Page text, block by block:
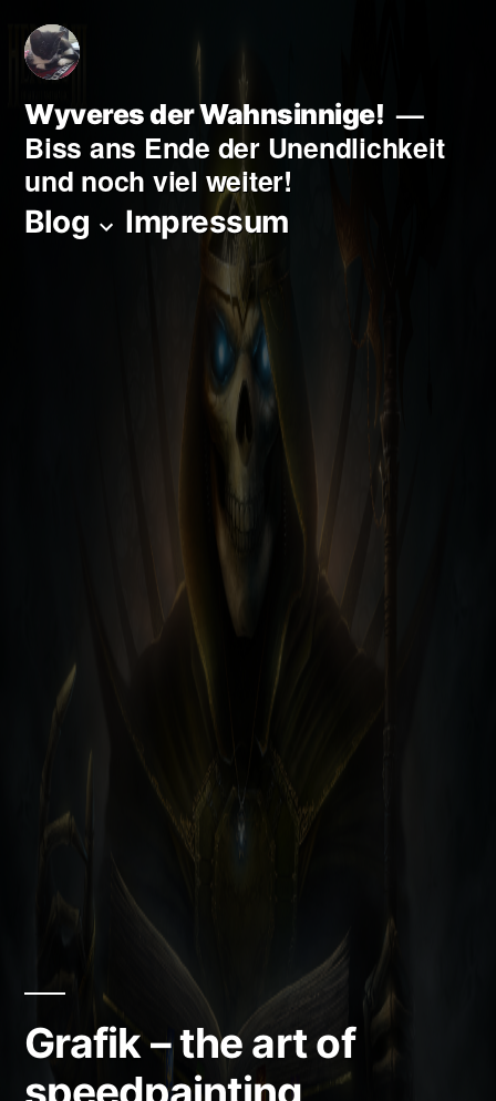
Zum
Inhalt
springen
Wyveres der Wahnsinnige!
Biss ans Ende der Unendlichkeit
und noch viel weiter!
Blog Impressum
Grafik – the art of